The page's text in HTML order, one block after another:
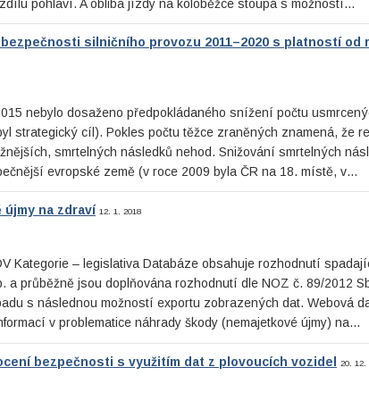
pohlaví. A obliba jízdy na koloběžce stoupá s možností…
silničního provozu 2011–2020 s platností od
nebylo dosaženo předpokládaného snížení počtu
strategický cíl). Pokles počtu těžce zraněných znamená, že
smrtelných následků nehod. Snižování smrtelných
evropské země (v roce 2009 byla ČR na 18. místě, v…
újmy na zdraví 12. 1. 2018
Kategorie – legislativa Databáze obsahuje rozhodnutí
a průběžně jsou doplňována rozhodnutí dle NOZ č. 89/2012
s následnou možností exportu zobrazených dat. Webová
v problematice náhrady škody (nemajetkové újmy) na…
bezpečnosti s využitím dat z plovoucích vozidel 20. 12.